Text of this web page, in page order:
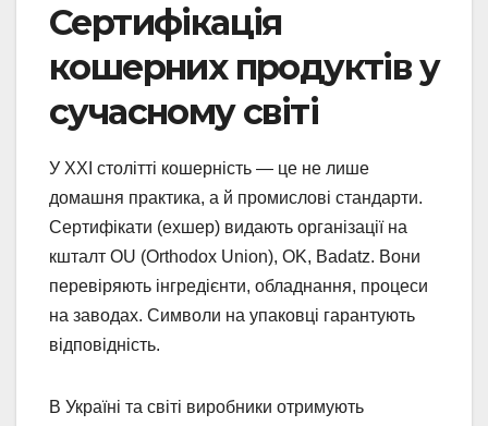
Сертифікація
кошерних продуктів у
сучасному світі
У XXI столітті кошерність — це не лише
домашня практика, а й промислові стандарти.
Сертифікати (ехшер) видають організації на
кшталт OU (Orthodox Union), OK, Badatz. Вони
перевіряють інгредієнти, обладнання, процеси
на заводах. Символи на упаковці гарантують
відповідність.
В Україні та світі виробники отримують